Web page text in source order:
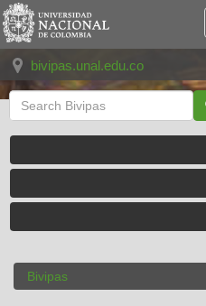
Skip
navigation
bivipas.unal.edu.co
Bivipas